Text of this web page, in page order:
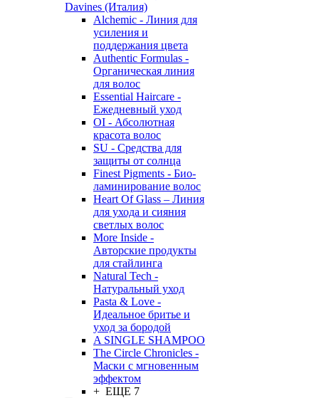
Davines (Италия)
Alchemic - Линия для
усиления и
поддержания цвета
Authentic Formulas -
Органическая линия
для волос
Essential Haircare -
Eжедневный уход
OI - Абсолютная
красота волос
SU - Средства для
защиты от солнца
Finest Pigments - Био-
ламинирование волос
Heart Of Glass – Линия
для ухода и сияния
светлых волос
More Inside -
Авторские продукты
для стайлинга
Natural Tech -
Натуральный уход
Pasta & Love -
Идеальное бритье и
уход за бородой
A SINGLE SHAMPOO
The Circle Chronicles -
Маски с мгновенным
эффектом
+ ЕЩЕ 7